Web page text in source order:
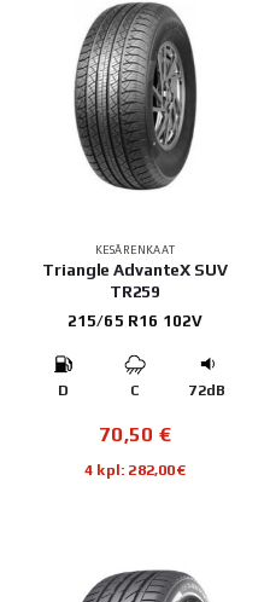
KESÄRENKAAT
Triangle AdvanteX SUV
TR259
215/65 R16 102V
D C 72dB
70,50 €
4 kpl: 282,00€